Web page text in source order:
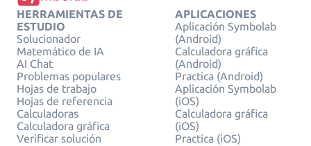
HERRAMIENTAS DE
ESTUDIO
Solucionador
Matemático de IA
AI Chat
Problemas populares
Hojas de trabajo
Hojas de referencia
Calculadoras
Calculadora gráfica
Verificar solución
APLICACIONES
Aplicación Symbolab
(Android)
Calculadora gráfica
(Android)
Practica (Android)
Aplicación Symbolab
(iOS)
Calculadora gráfica
(iOS)
Practica (iOS)